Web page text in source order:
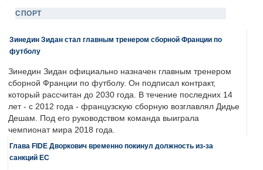
СПОРТ
Зинедин Зидан стал главным тренером сборной Франции по
футболу
Зинедин Зидан официально назначен главным тренером
сборной Франции по футболу. Он подписал контракт,
который рассчитан до 2030 года. В течение последних 14
лет - с 2012 года - французскую сборную возглавлял Дидье
Дешам. Под его руководством команда выиграла
чемпионат мира 2018 года.
Глава FIDE Дворкович временно покинул должность из-за
санкций ЕС